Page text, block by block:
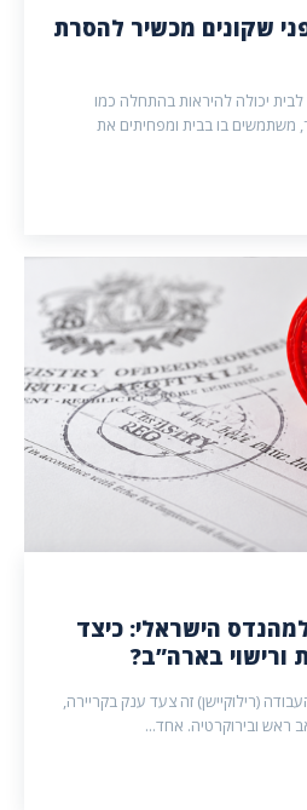
שקונים מכשיר להסרת
יכולה להיראות בהתחלה כמו
משתמשים בו בבית ומפחיתים את
הישראלי: כיצד
בארה”ב?
(רילוקיישן) זה צעד ענק בקריירה,
ובירוקרטיה. אחד...